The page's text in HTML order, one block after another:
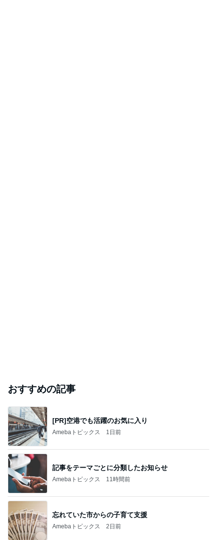
おすすめの記事
[PR]空港でも活躍のお気に入り
Amebaトピックス 1日前
記事をテーマごとに分類したお知らせ
Amebaトピックス 11時間前
忘れていた市からの子育て支援
Amebaトピックス 2日前